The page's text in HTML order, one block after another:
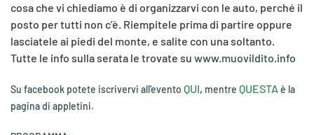
cosa che vi chiediamo è di organizzarvi con le auto, perché il
posto per tutti non c’è. Riempitele prima di partire oppure
lasciatele ai piedi del monte, e salite con una soltanto.
Tutte le info sulla serata le trovate su www.muovildito.info
Su facebook potete iscrivervi all'evento QUI, mentre QUESTA è la
pagina di appletini.